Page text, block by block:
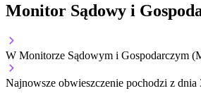
Monitor Sądowy i
W Monitorze Sądowym i Gospodarczym
Najnowsze obwieszczenie pochodzi z dnia